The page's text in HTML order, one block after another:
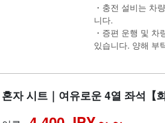
・충전 설비는 차
니다.
・증편 운행 및
있습니다. 양해 부
혼자 시트｜여유로운 4열 좌석【